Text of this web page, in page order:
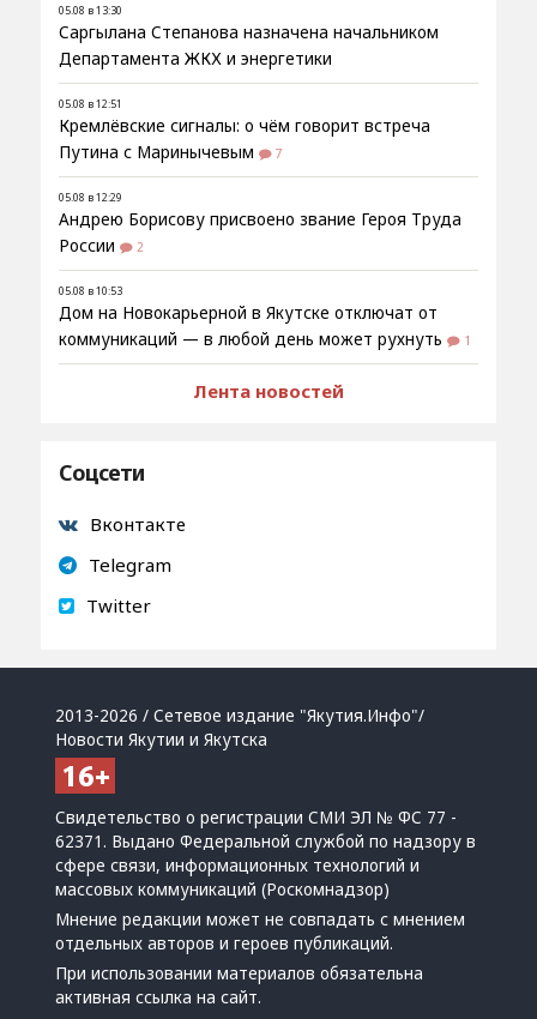
05.08 в 13:30
Саргылана Степанова назначена начальником
Департамента ЖКХ и энергетики
05.08 в 12:51
Кремлёвские сигналы: о чём говорит встреча
Путина с Маринычевым
7
05.08 в 12:29
Андрею Борисову присвоено звание Героя Труда
России
2
05.08 в 10:53
Дом на Новокарьерной в Якутске отключат от
коммуникаций — в любой день может рухнуть
1
Лента новостей
Соцсети
Вконтакте
Telegram
Twitter
2013-2026 / Сетевое издание "Якутия.Инфо"/
Новости Якутии и Якутска
Свидетельство о регистрации СМИ ЭЛ № ФС 77 -
62371. Выдано Федеральной службой по надзору в
сфере связи, информационных технологий и
массовых коммуникаций (Роскомнадзор)
Мнение редакции может не совпадать с мнением
отдельных авторов и героев публикаций.
При использовании материалов обязательна
активная ссылка на сайт.